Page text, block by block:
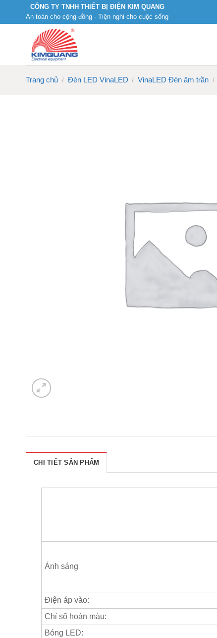
CÔNG TY TNHH THIẾT BỊ ĐIỆN KIM QUANG
An toàn cho cộng đồng - Tiện nghi cho cuộc sống
Trang chủ / Đèn LED VinaLED / VinaLED Đèn âm trần /
CHI TIẾT SẢN PHẨM
Ánh sáng
Điện áp vào:
Chỉ số hoàn màu:
Bóng LED: